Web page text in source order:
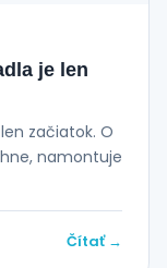
je len
začiatok. O
namontuje
Čítať →